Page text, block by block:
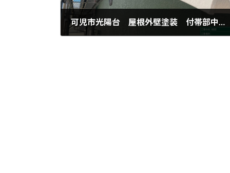
可児市光陽台 屋根外壁塗装 付帯部中塗り